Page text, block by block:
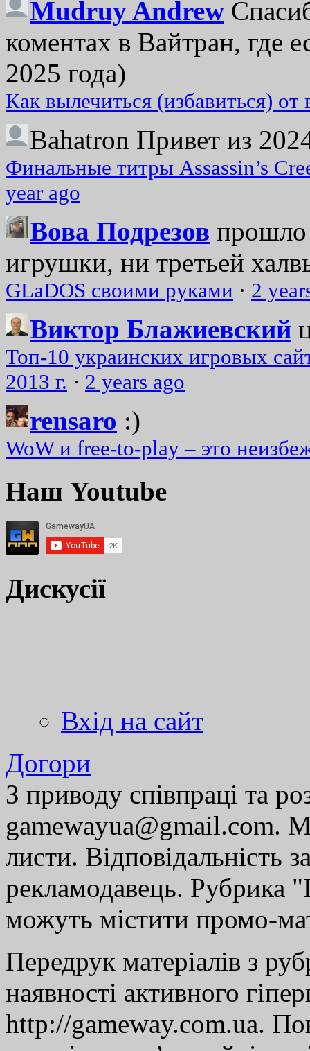
Mudruy Andrew
коментах в Вайтран, где
2025 года)
Как вылечиться (избавиться)
Bahatron Привет из
Финальные титры Assassin’s
year ago
Вова Подрезов прошло
игрушки, ни третьей
GLaDOS своими руками · 2
Виктор Блажиевский
Топ-10 украинских игровых
2013 г. · 2 years ago
rensaro :)
WoW и free-to-play – это
Наш Youtube
Дискусії
Вхід на сайт
Догори
З приводу співпраці та
gamewayua@gmail.com.
листи. Відповідальність
рекламодавець. Рубрика
можуть містити промо-
Передрук матеріалів з
наявності активного
http://gameway.com.ua.